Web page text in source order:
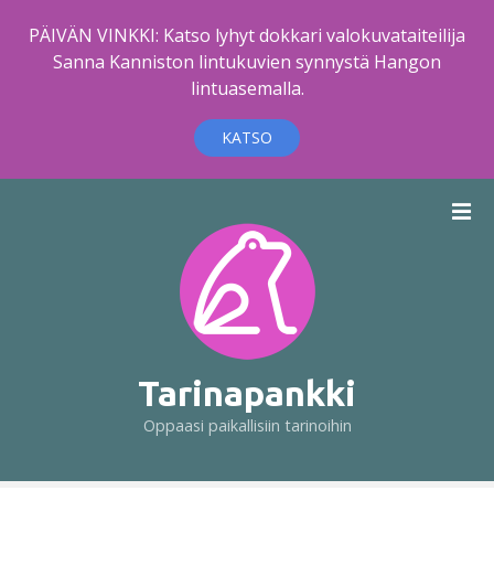
PÄIVÄN VINKKI: Katso lyhyt dokkari valokuvataiteilija
Sanna Kanniston lintukuvien synnystä Hangon
lintuasemalla.
KATSO
t
Tarinapankki
Oppaasi paikallisiin tarinoihin